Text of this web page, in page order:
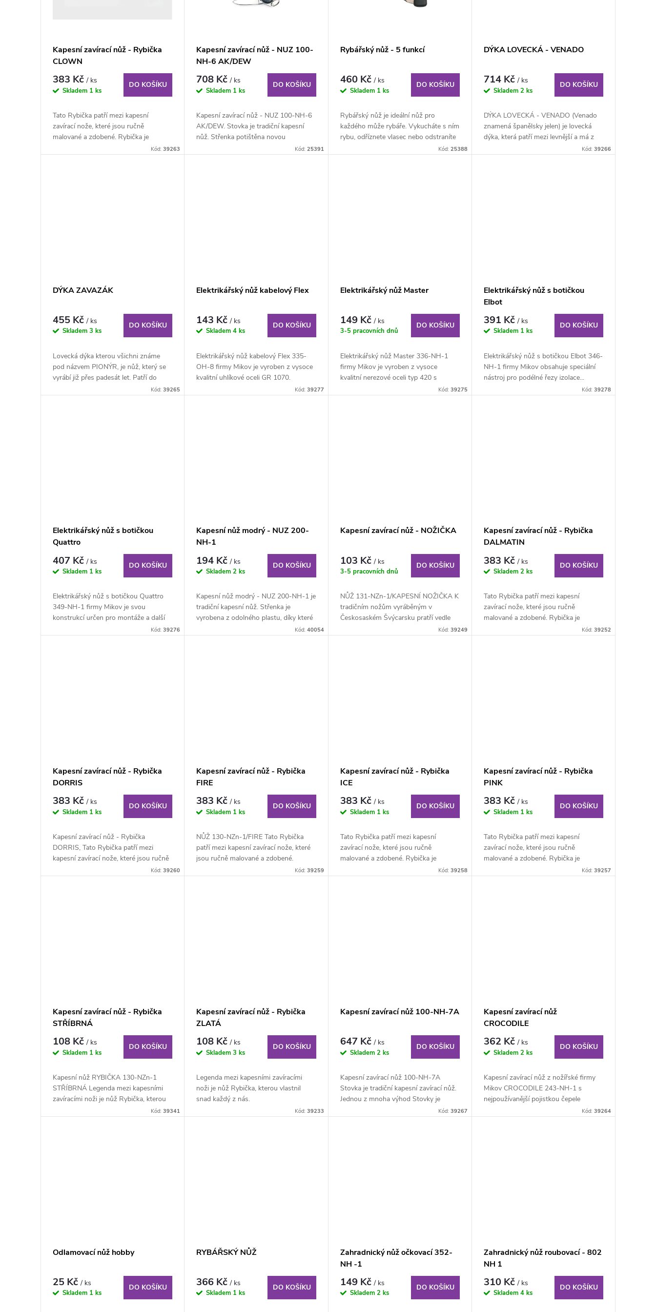
Kapesní zavírací nůž - Rybička
CLOWN
383 Kč/ ks
Skladem 1 ks
DO KOŠÍKU
Tato Rybička patří mezi kapesní
zavírací nože, které jsou ručně
malované a zdobené. Rybička je
Kód:39263
Kapesní zavírací nůž - NUZ 100-
NH-6 AK/DEW
708 Kč/ ks
Skladem 1 ks
DO KOŠÍKU
Kapesní zavírací nůž - NUZ 100-NH-6
AK/DEW. Stovka je tradiční kapesní
nůž. Střenka potištěna novou
Kód: 25391
Rybářský nůž - 5 funkcí
460 Kč/ ks
Skladem 1 ks
DO KOŠÍKU
Rybářský nůž je ideální nůž pro
každého může rybáře. Vykucháte s ním
rybu, odříznete vlasec nebo odstraníte
Kód: 25388
DÝKA LOVECKÁ - VENADO
714 Kč/ ks
Skladem 2 ks
DO KOŠÍKU
DÝKA LOVECKÁ - VENADO (Venado
znamená španělsky jelen) je lovecká
dýka, která patří mezi levnější a má z
Kód: 39266
DÝKA ZAVAZÁK
455 Kč/ ks
Skladem 3 ks
DO KOŠÍKU
Lovecká dýka kterou všichni známe
pod názvem PIONÝR, je nůž, který se
vyrábí již přes padesát let. Patří do
Kód:39265
Elektrikářský nůž kabelový Flex
143 Kč/ ks
Skladem4 ks
DO KOŠÍKU
Elektrikářský nůž kabelový Flex 335-
OH-8 firmy Mikov je vyroben z vysoce
kvalitní uhlíkové oceli GR 1070.
Kód: 39277
Elektrikářský nůž Master
149 Kč/ ks
3-5 pracovních dnů
DO KOŠÍKU
Elektrikářský nůž Master 336-NH-1
firmy Mikov je vyroben z vysoce
kvalitní nerezové oceli typ 420 s
Kód: 39275
Elektrikářský nůž s botičkou
Elbot
391 Kč/ ks
Skladem 1 ks
DO KOŠÍKU
Elektrikářský nůž s botičkou Elbot 346-
NH-1 firmy Mikov obsahuje speciální
nástroj pro podélné řezy izolace...
Kód: 39278
Elektrikářský nůž s botičkou
Quattro
407 Kč/ ks
Skladem 1 ks
DO KOŠÍKU
Elektrikářský nůž s botičkou Quattro
349-NH-1 firmy Mikov je svou
konstrukcí určen pro montáže a další
Kód:39276
Kapesní nůž modrý - NUZ 200-
NH-1
194 Kč/ ks
Skladem2 ks
DO KOŠÍKU
Kapesní nůž modrý - NUZ 200-NH-1 je
tradiční kapesní nůž. Střenka je
vyrobena z odolného plastu, díky které
Kód: 40054
Kapesní zavírací nůž - NOŽIČKA
103 Kč/ ks
3-5 pracovních dnů
DO KOŠÍKU
NŮŽ 131-NZn-1/KAPESNÍ NOŽIČKA K
tradičním nožům vyráběným v
Českosaském Švýcarsku pratří vedle
Kód: 39249
Kapesní zavírací nůž - Rybička
DALMATIN
383 Kč/ ks
Skladem 2 ks
DO KOŠÍKU
Tato Rybička patří mezi kapesní
zavírací nože, které jsou ručně
malované a zdobené. Rybička je
Kód: 39252
Kapesní zavírací nůž - Rybička
DORRIS
383 Kč/ ks
Skladem 1 ks
DO KOŠÍKU
Kapesní zavírací nůž - Rybička
DORRIS, Tato Rybička patří mezi
kapesní zavírací nože, které jsou ručně
Kód:39260
Kapesní zavírací nůž - Rybička
FIRE
383 Kč/ ks
Skladem 1 ks
DO KOŠÍKU
NŮŽ 130-NZn-1/FIRE Tato Rybička
patří mezi kapesní zavírací nože, které
jsou ručně malované a zdobené.
Kód: 39259
Kapesní zavírací nůž - Rybička
ICE
383 Kč/ ks
Skladem 1 ks
DO KOŠÍKU
Tato Rybička patří mezi kapesní
zavírací nože, které jsou ručně
malované a zdobené. Rybička je
Kód: 39258
Kapesní zavírací nůž - Rybička
PINK
383 Kč/ ks
Skladem 1 ks
DO KOŠÍKU
Tato Rybička patří mezi kapesní
zavírací nože, které jsou ručně
malované a zdobené. Rybička je
Kód: 39257
Kapesní zavírací nůž - Rybička
STŘÍBRNÁ
108 Kč/ ks
Skladem 1 ks
DO KOŠÍKU
Kapesní nůž RYBIČKA 130-NZn-1
STŘÍBRNÁ Legenda mezi kapesními
zavíracími noži je nůž Rybička, kterou
Kód:39341
Kapesní zavírací nůž - Rybička
ZLATÁ
108 Kč/ ks
Skladem3 ks
DO KOŠÍKU
Legenda mezi kapesními zavíracími
noži je nůž Rybička, kterou vlastnil
snad každý z nás.
Kód: 39233
Kapesní zavírací nůž 100-NH-7A
647 Kč/ ks
Skladem 2 ks
DO KOŠÍKU
Kapesní zavírací nůž 100-NH-7A
Stovka je tradiční kapesní zavírací nůž.
Jednou z mnoha výhod Stovky je
Kód: 39267
Kapesní zavírací nůž
CROCODILE
362 Kč/ ks
Skladem 2 ks
DO KOŠÍKU
Kapesní zavírací nůž z nožířské firmy
Mikov CROCODILE 243-NH-1 s
nejpoužívanější pojistkou čepele
Kód: 39264
Odlamovací nůž hobby
25 Kč/ ks
Skladem 1 ks
DO KOŠÍKU
RYBÁŘSKÝ NŮŽ
366 Kč/ ks
Skladem 1 ks
DO KOŠÍKU
Zahradnický nůž očkovací 352-
NH -1
149 Kč/ ks
Skladem 2 ks
DO KOŠÍKU
Zahradnický nůž roubovací - 802
NH 1
310 Kč/ ks
Skladem 4 ks
DO KOŠÍKU